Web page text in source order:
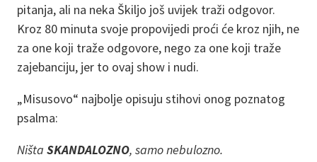
pitanja, ali na neka Škiljo još uvijek traži odgovor.
Kroz 80 minuta svoje propovijedi proći će kroz njih, ne
za one koji traže odgovore, nego za one koji traže
zajebanciju, jer to ovaj show i nudi.
„Misusovo“ najbolje opisuju stihovi onog poznatog
psalma:
Ništa SKANDALOZNO, samo nebulozno.